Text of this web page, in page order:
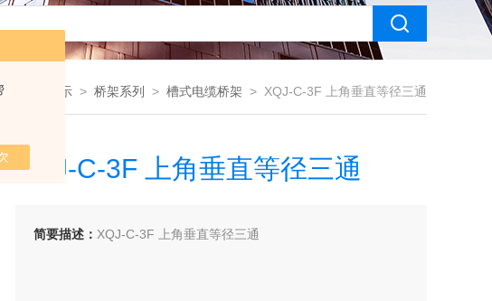
> 产品展示 > 桥架系列 > 槽式电缆桥架 > XQJ-C-3F 上角垂直等径三通
XQJ-C-3F 上角垂直等径三通
简要描述： XQJ-C-3F 上角垂直等径三通